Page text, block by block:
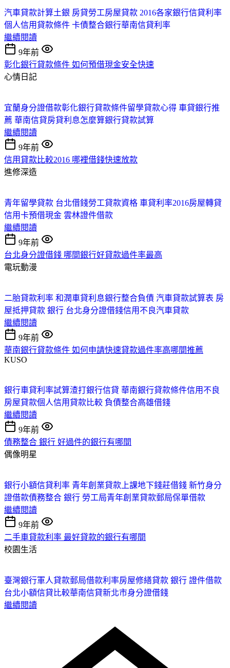
汽車貸款計算土銀 房貸勞工房屋貸款 2016各家銀行信貸利率
個人信用貸款條件 卡債整合銀行華南信貸利率
繼續閱讀
9年前
彰化銀行貸款條件 如何預借現金安全快速
心情日記
宜蘭身分證借款彰化銀行貸款條件留學貸款心得 車貸銀行推
薦 華南信貸房貸利息怎麼算銀行貸款試算
繼續閱讀
9年前
信用貸款比較2016 哪裡借錢快速放款
進修深造
青年留學貸款 台北借錢勞工貸款資格 車貸利率2016房屋轉貸
信用卡預借現金 雲林證件借款
繼續閱讀
9年前
台北身分證借錢 哪間銀行好貸款過件率最高
電玩動漫
二胎貸款利率 和潤車貸利息銀行整合負債 汽車貸款試算表 房
屋抵押貸款 銀行 台北身分證借錢信用不良汽車貸款
繼續閱讀
9年前
華南銀行貸款條件 如何申請快速貸款過件率高哪間推薦
KUSO
銀行車貸利率試算渣打銀行信貸 華南銀行貸款條件信用不良
房屋貸款個人信用貸款比較 負債整合高雄借錢
繼續閱讀
9年前
債務整合 銀行 好過件的銀行有哪間
偶像明星
銀行小額信貸利率 青年創業貸款上課地下錢莊借錢 新竹身分
證借款債務整合 銀行 勞工局青年創業貸款郵局保單借款
繼續閱讀
9年前
二手車貸款利率 最好貸款的銀行有哪間
校園生活
臺灣銀行軍人貸款郵局借款利率房屋修繕貸款 銀行 證件借款
台北小額信貸比較華南信貸新北市身分證借錢
繼續閱讀